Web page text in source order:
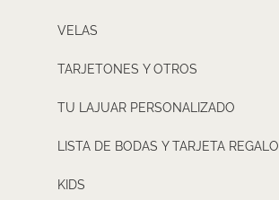
VELAS
TARJETONES Y OTROS
TU LAJUAR PERSONALIZADO
LISTA DE BODAS Y TARJETA REGALO
KIDS